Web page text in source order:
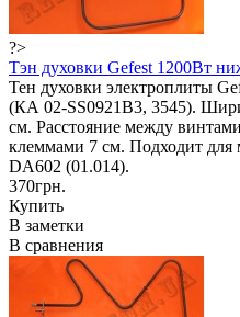
?>
Тэн духовки Gefest 1200Вт
Тен духовки электроплиты
(КА 02-SS0921В3, 3545).
см. Расстояние между
клеммами 7 см. Подходит для
DA602 (01.014).
370грн.
Купить
В заметки
В сравнения